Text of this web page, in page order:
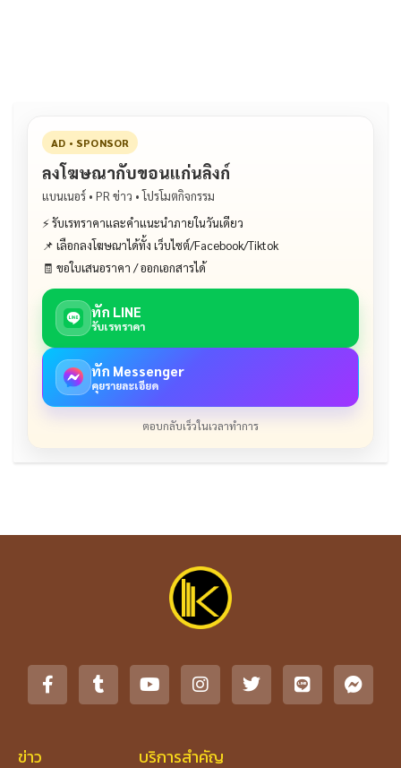
AD • SPONSOR
ลงโฆษณากับขอนแก่นลิงก์
แบนเนอร์ • PR ข่าว • โปรโมตกิจกรรม
⚡ รับเรทราคาและคำแนะนำภายในวันเดียว
📌 เลือกลงโฆษณาได้ทั้ง เว็บไซต์/Facebook/Tiktok
🧾 ขอใบเสนอราคา / ออกเอกสารได้
ทัก LINE
รับเรทราคา
ทัก Messenger
คุยรายละเอียด
ตอบกลับเร็วในเวลาทำการ
ข่าว บริการสำคัญ